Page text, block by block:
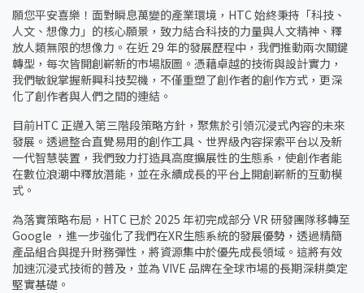
願您平安喜樂！面對瞬息萬變的產業環境，HTC 始終秉持「科技、
人文、想像力」的核心願景，致力結合科技的力量與人文精神、釋
放人類無限的想像力。在近 29 年的發展歷程中，我們推動兩次關鍵
轉型，每次皆開創嶄新的市場版圖。憑藉卓越的技術與設計實力，
我們敏銳掌握新興科技契機，不僅重塑了創作者的創作方式，更深
化了創作者與人們之間的連結。
目前HTC 正邁入第三階段策略方針，聚焦於引領沉浸式內容的未來
發展。透過整合直覺易用的創作工具、世界級內容探索平台以及新
一代智慧裝置，我們致力打造具高度擴展性的生態系，使創作者能
在數位浪潮中釋放潛能，並在永續成長的平台上開創嶄新的互動模
式。
為落實策略布局，HTC 已於 2025 年初完成部分 VR 研發團隊移轉至
Google ，進一步強化了我們在XR生態系統的發展優勢，透過精簡
產品組合與提升財務彈性，將資源集中於優先成長領域。這將有效
加速沉浸式技術的普及，並為 VIVE 品牌在全球市場的長期深耕奠定
堅實基礎。